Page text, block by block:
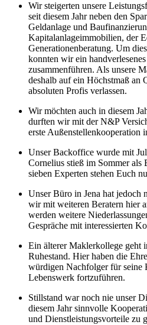
Wir steigerten unsere
seit diesem Jahr neben den
Geldanlage und
Kapitalanlageimmobilien, der
Generationenberatung. Um
konnten wir ein
zusammenführen. Als unsere
deshalb auf ein Höchstmaß an
absoluten Profis verlassen.
Wir möchten auch in diesem
durften wir mit der N&P
erste Außenstellenkooperation
Unser Backoffice wurde mit
Cornelius stieß im Sommer als
sieben Experten stehen Euch
Unser Büro in Jena hat jedoch
wir mit weiteren Beratern hier
werden weitere
Gespräche mit interessierten
Ein älterer Maklerkollege geht
Ruhestand. Hier haben die
würdigen Nachfolger für seine
Lebenswerk fortzuführen.
Stillstand war noch nie unser
diesem Jahr sinnvolle
und Dienstleistungsvorteile zu